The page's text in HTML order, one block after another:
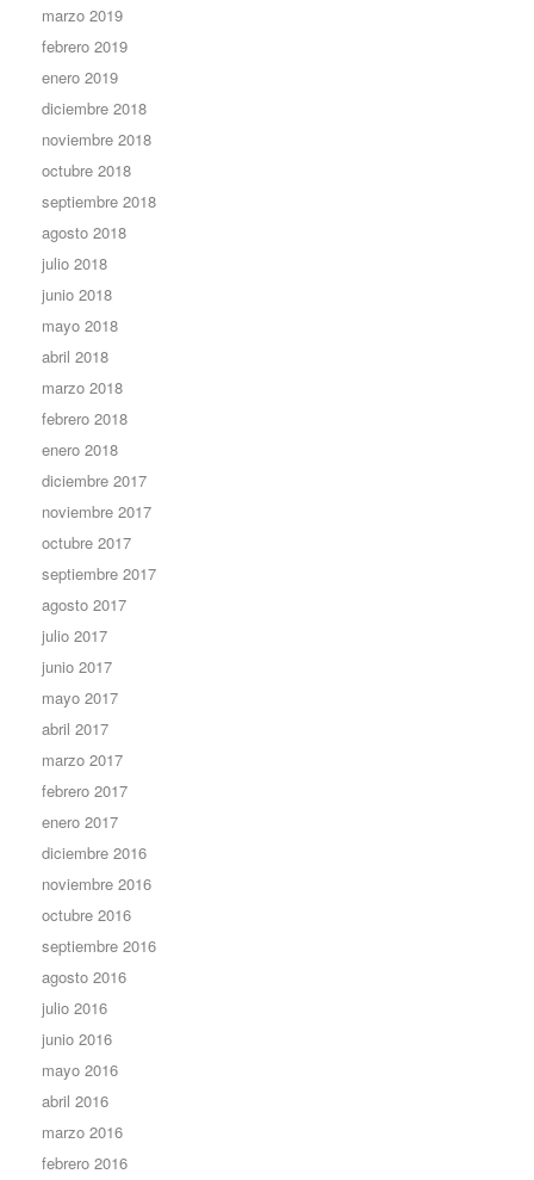
marzo 2019
febrero 2019
enero 2019
diciembre 2018
noviembre 2018
octubre 2018
septiembre 2018
agosto 2018
julio 2018
junio 2018
mayo 2018
abril 2018
marzo 2018
febrero 2018
enero 2018
diciembre 2017
noviembre 2017
octubre 2017
septiembre 2017
agosto 2017
julio 2017
junio 2017
mayo 2017
abril 2017
marzo 2017
febrero 2017
enero 2017
diciembre 2016
noviembre 2016
octubre 2016
septiembre 2016
agosto 2016
julio 2016
junio 2016
mayo 2016
abril 2016
marzo 2016
febrero 2016